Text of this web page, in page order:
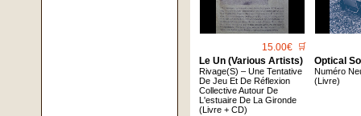
15.00€ 🛒
Le Un (Various Artists)
Rivage(S) – Une Tentative
De Jeu Et De Réflexion
Collective Autour De
L'estuaire De La Gironde
(Livre + CD)
Optical
Numéro
(Livre)